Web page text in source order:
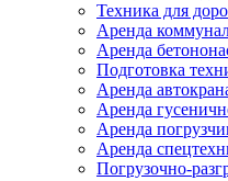
Техника для
Аренда
Аренда
Подготовка
Аренда
Аренда
Аренда
Аренда
Погрузочно-